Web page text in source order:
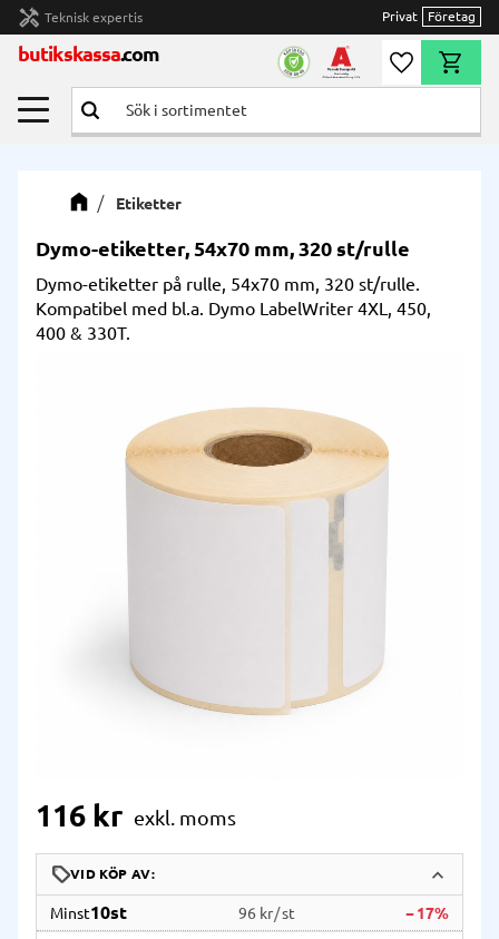
Meny
handyman Teknisk expertis Privat Företag
butikskassa.com Önskelista
Etiketter
Dymo-etiketter, 54x70 mm, 320 st/rulle
Dymo-etiketter på rulle, 54x70 mm, 320 st/rulle.
Kompatibel med bl.a. Dymo LabelWriter 4XL, 450,
400 & 330T.
116 kr
10st 96 kr/st 17%